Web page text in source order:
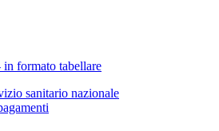
formato tabellare
sanitario nazionale